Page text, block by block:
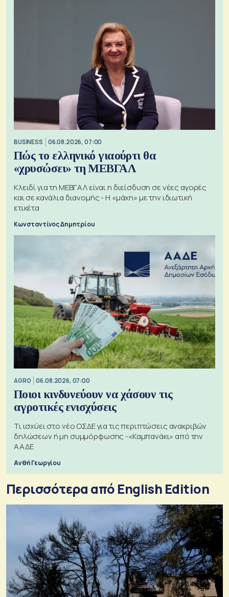
BUSINESS 06.08.2026, 07:00
Πώς το ελληνικό γιαούρτι θα
«χρυσώσει» τη ΜΕΒΓΑΛ
Κλειδί για τη ΜΕΒΓΑΛ είναι η διείσδυση σε νέες αγορές
και σε κανάλια διανομής - Η «μάχη» με την ιδιωτική
ετικέτα
Κωνσταντίνος Δημητρίου
AGRO 06.08.2026, 07:00
Ποιοι κινδυνεύουν να χάσουν τις
αγροτικές ενισχύσεις
Τι ισχύει στο νέο ΟΣΔΕ για τις περιπτώσεις ανακριβών
δηλώσεων ή μη συμμόρφωσης -«Καμπανάκι» από την
ΑΑΔΕ
Ανθή Γεωργίου
Περισσότερα από English Edition